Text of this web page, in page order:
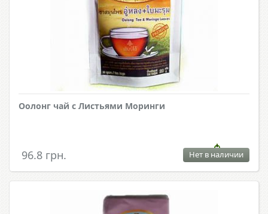
Оолонг чай с Листьями Моринги
96.8 грн. Нет в наличии